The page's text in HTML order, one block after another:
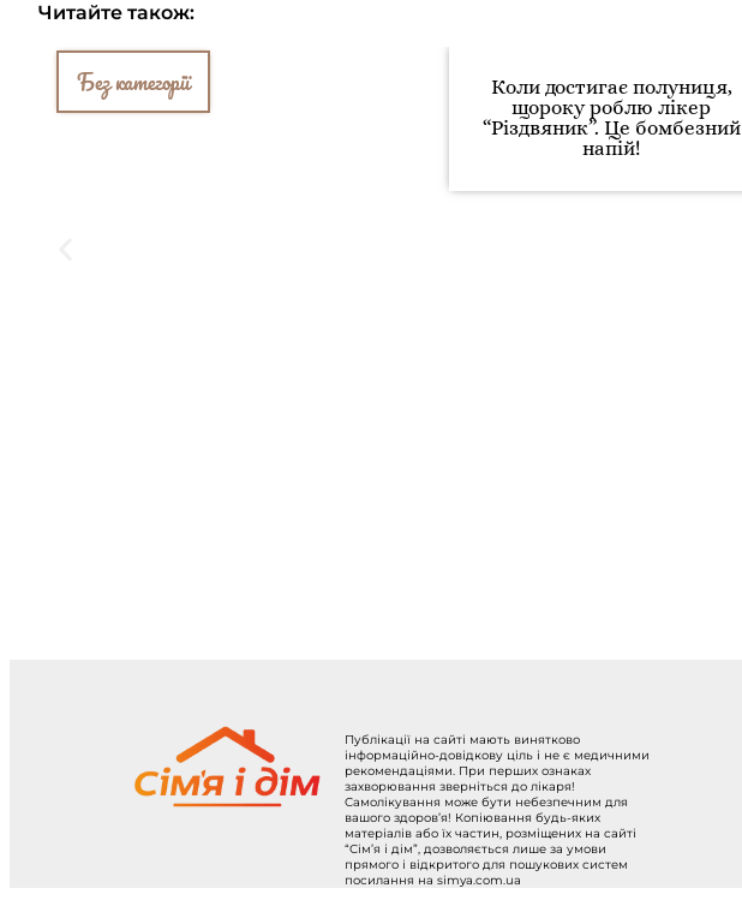
Читайте також:
Без категорії
Коли достигає полуниця,
щороку роблю лікер
“Різдвяник”. Це бомбезний
напій!
Публікації на сайті мають винятково
інформаційно-довідкову ціль і не є медичними
рекомендаціями. При перших ознаках
захворювання зверніться до лікаря!
Самолікування може бути небезпечним для
вашого здоров’я! Копіювання будь-яких
матеріалів або їх частин, розміщених на сайті
“Сім’я і дім”, дозволяється лише за умови
прямого і відкритого для пошукових систем
посилання на simya.com.ua